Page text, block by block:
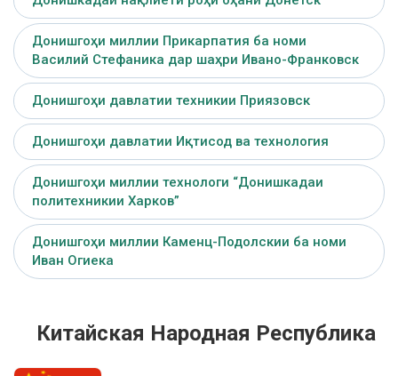
Донишгоҳи миллии Прикарпатия ба номи
Василий Стефаника дар шаҳри Ивано-Франковск
Донишгоҳи давлатии техникии Приязовск
Донишгоҳи давлатии Иқтисод ва технология
Донишгоҳи миллии технологи “Донишкадаи
политехникии Харков”
Донишгоҳи миллии Каменц-Подолскии ба номи
Иван Огиека
Китайская Народная Республика